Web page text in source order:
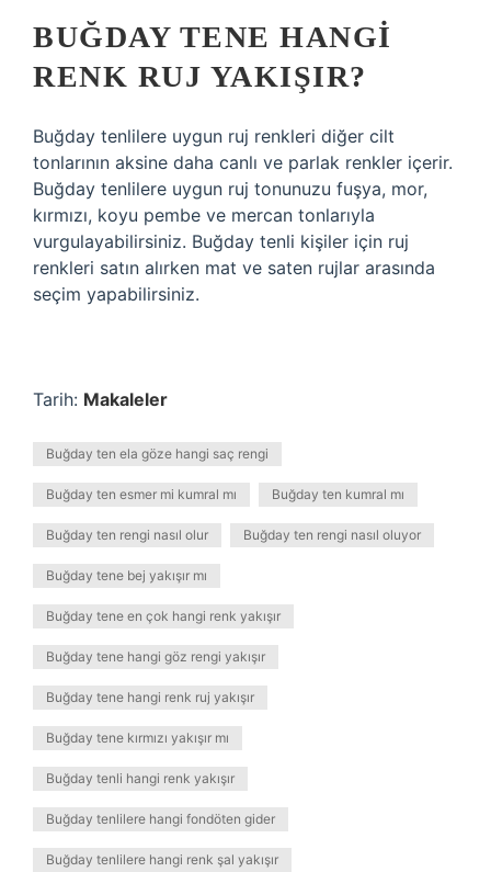
BUĞDAY TENE HANGI
RENK RUJ YAKIŞIR?
Buğday tenlilere uygun ruj renkleri diğer cilt
tonlarının aksine daha canlı ve parlak renkler içerir.
Buğday tenlilere uygun ruj tonunuzu fuşya, mor,
kırmızı, koyu pembe ve mercan tonlarıyla
vurgulayabilirsiniz. Buğday tenli kişiler için ruj
renkleri satın alırken mat ve saten rujlar arasında
seçim yapabilirsiniz.
Tarih: Makaleler
Buğday ten ela göze hangi saç rengi
Buğday ten esmer mi kumral mı Buğday ten kumral mı
Buğday ten rengi nasıl olur Buğday ten rengi nasıl oluyor
Buğday tene bej yakışır mı
Buğday tene en çok hangi renk yakışır
Buğday tene hangi göz rengi yakışır
Buğday tene hangi renk ruj yakışır
Buğday tene kırmızı yakışır mı
Buğday tenli hangi renk yakışır
Buğday tenlilere hangi fondöten gider
Buğday tenlilere hangi renk şal yakışır